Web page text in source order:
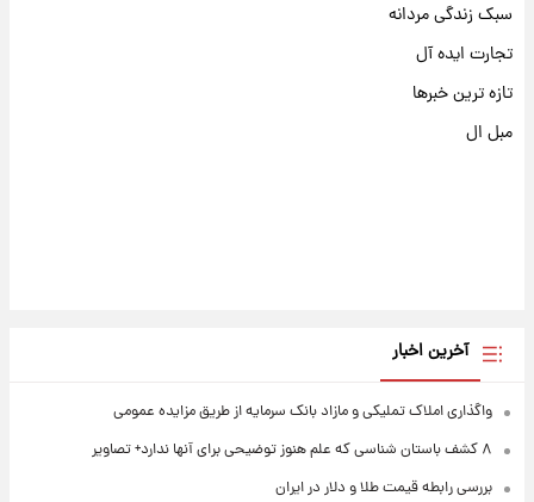
سبک زندگی مردانه
تجارت ایده آل
تازه ترین خبرها
مبل ال
آخرین اخبار
واگذاری املاک تملیکی و مازاد بانک سرمایه از طریق مزایده عمومی
۸ کشف باستان شناسی که علم هنوز توضیحی برای آنها ندارد+ تصاویر
بررسی رابطه قیمت طلا و دلار در ایران